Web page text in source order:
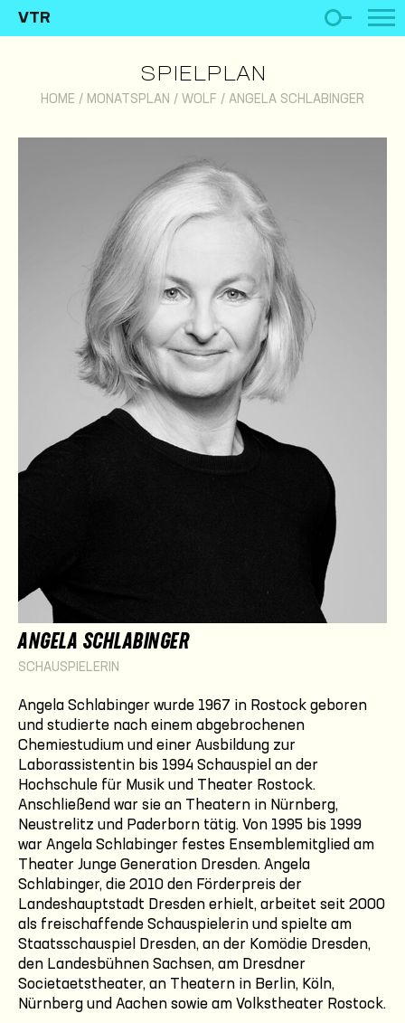
VTR
SPIELPLAN
HOME / MONATSPLAN / WOLF / ANGELA SCHLABINGER
ANGELA SCHLABINGER
SCHAUSPIELERIN
Angela Schlabinger wurde 1967 in Rostock geboren
und studierte nach einem abgebrochenen
Chemiestudium und einer Ausbildung zur
Laborassistentin bis 1994 Schauspiel an der
Hochschule für Musik und Theater Rostock.
Anschließend war sie an Theatern in Nürnberg,
Neustrelitz und Paderborn tätig. Von 1995 bis 1999
war Angela Schlabinger festes Ensemblemitglied am
Theater Junge Generation Dresden. Angela
Schlabinger, die 2010 den Förderpreis der
Landeshauptstadt Dresden erhielt, arbeitet seit 2000
als freischaffende Schauspielerin und spielte am
Staatsschauspiel Dresden, an der Komödie Dresden,
den Landesbühnen Sachsen, am Dresdner
Societaetstheater, an Theatern in Berlin, Köln,
Nürnberg und Aachen sowie am Volkstheater Rostock.